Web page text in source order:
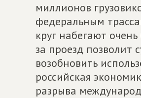
миллионов
федеральным
круг набегают
за проезд позволит
возобновить
российская
разрыва